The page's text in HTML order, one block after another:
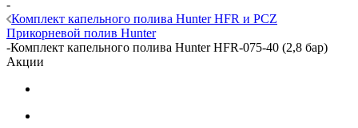
-
Комплект капельного полива Hunter HFR и PCZ
Прикорневой полив Hunter
-Комплект капельного полива Hunter HFR-075-40 (2,8 бар)
Акции